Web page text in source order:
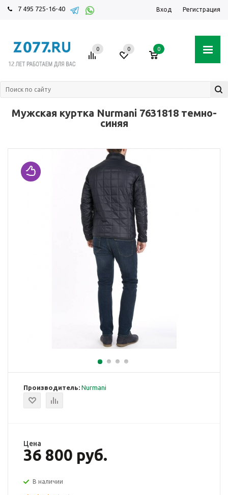
7 495 725-16-40 Вход Регистрация
0 0 0
Мужская куртка Nurmani 7631818 темно-
синяя
Производитель: Nurmani
Цена
36 800 руб.
В наличии